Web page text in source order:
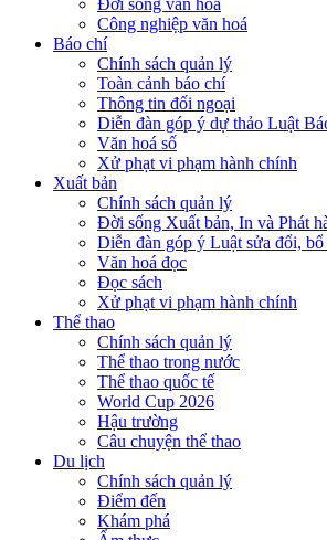
Đời sống văn hoá
Công nghiệp văn hoá
Báo chí
Chính sách quản lý
Toàn cảnh báo chí
Thông tin đối ngoại
Diễn đàn góp ý dự thảo Luật
Văn hoá số
Xử phạt vi phạm hành chính
Xuất bản
Chính sách quản lý
Đời sống Xuất bản, In và Phát
Diễn đàn góp ý Luật sửa đổi,
Văn hoá đọc
Đọc sách
Xử phạt vi phạm hành chính
Thể thao
Chính sách quản lý
Thể thao trong nước
Thể thao quốc tế
World Cup 2026
Hậu trường
Câu chuyện thể thao
Du lịch
Chính sách quản lý
Điểm đến
Khám phá